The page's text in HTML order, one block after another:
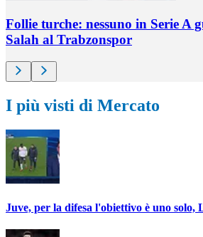
Follie turche: nessuno in Serie A
Salah al Trabzonspor
I più visti di Mercato
Juve, per la difesa l'obiettivo è uno solo,